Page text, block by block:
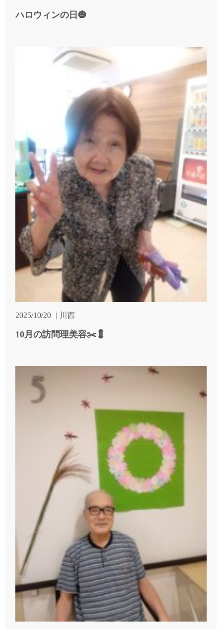
ハロウィンの日🎃
2025/10/20 川西
10月の訪問理美容✂️💈